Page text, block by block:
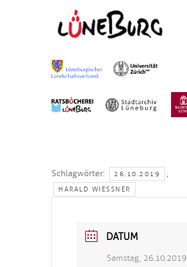
Schlagwörter: 26.10.2019 ,
HARALD WIESSNER
DATUM
Samstag, 26.10.2019